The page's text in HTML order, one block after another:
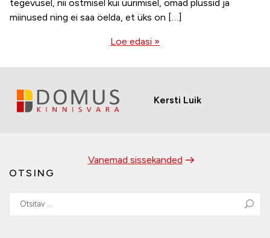
tegevusel, nii ostmisel kui üürimisel, omad plussid ja
miinused ning ei saa öelda, et üks on […]
Loe edasi »
Kersti Luik
Vanemad sissekanded
OTSING